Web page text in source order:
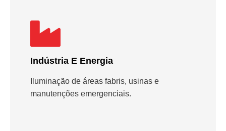
Indústria E Energia
Iluminação de áreas fabris, usinas e
manutenções emergenciais.